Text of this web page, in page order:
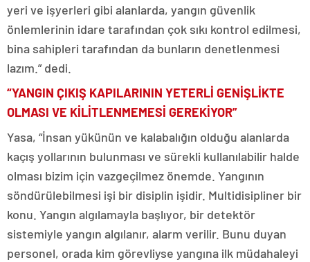
yeri ve işyerleri gibi alanlarda, yangın güvenlik
önlemlerinin idare tarafından çok sıkı kontrol edilmesi,
bina sahipleri tarafından da bunların denetlenmesi
lazım.” dedi.
“YANGIN ÇIKIŞ KAPILARININ YETERLİ GENİŞLİKTE
OLMASI VE KİLİTLENMEMESİ GEREKİYOR”
Yasa, “İnsan yükünün ve kalabalığın olduğu alanlarda
kaçış yollarının bulunması ve sürekli kullanılabilir halde
olması bizim için vazgeçilmez önemde. Yangının
söndürülebilmesi işi bir disiplin işidir. Multidisipliner bir
konu. Yangın algılamayla başlıyor, bir detektör
sistemiyle yangın algılanır, alarm verilir. Bunu duyan
personel, orada kim görevliyse yangına ilk müdahaleyi